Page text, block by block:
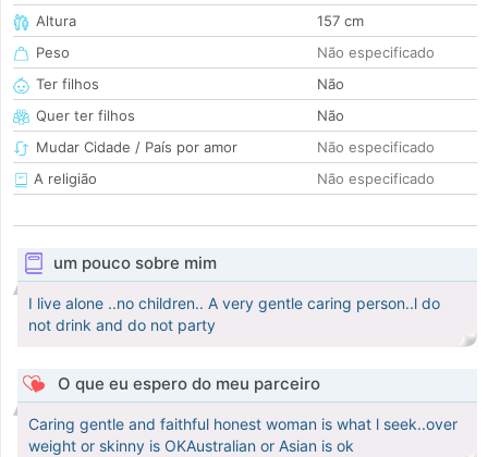
Altura
157 cm
Peso
Não especificado
Ter filhos
Não
Quer ter filhos
Não
Mudar Cidade / País por amor
Não especificado
A religião
Não especificado
um pouco sobre mim
I live alone ..no children.. A very gentle caring person..l do
not drink and do not party
O que eu espero do meu parceiro
Caring gentle and faithful honest woman is what l seek..over
weight or skinny is OKAustralian or Asian is ok